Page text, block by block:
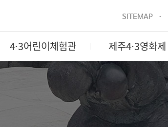
SITEMAP
4·3어린이체험관 제주4·3영화제